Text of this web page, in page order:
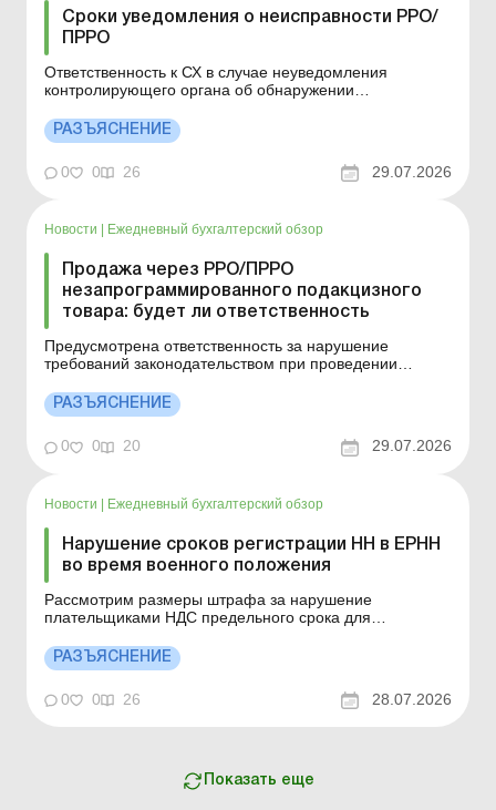
Сроки уведомления о неисправности РРО/
ПРРО
Ответственность к СХ в случае неуведомления
контролирующего органа об обнаружении
повреждения средств контроля не предусмотрена.
Детали см. ниже. Больше по теме: Наложенный
платеж от NovaРay и применение РРО/ПРРО: решение
РАЗЪЯСНЕНИЕ
0 0 26 29.07.2026
Новости Ежедневный бухгалтерский обзор
Продажа через РРО/ПРРО
незапрограммированного подакцизного
товара: будет ли ответственность
Предусмотрена ответственность за нарушение
требований законодательством при проведении
использования режима программирования
наименования каждого подакцизного товара с
указанием кода товарной подкатегории согласно
УКТВЭД, цены товара и учета его колич...
РАЗЪЯСНЕНИЕ
0 0 20 29.07.2026
Новости | Ежедневный бухгалтерский обзор
Нарушение сроков регистрации НН в ЕРНН
во время военного положения
Рассмотрим размеры штрафа за нарушение
плательщиками НДС предельного срока для
по теме: НН: регистрация в ЕРНН, блокировка, штрафы
Каковы размеры штрафа за нарушение
предусмотренного п. 89 подразд. 2 разд. X...
РАЗЪЯСНЕНИЕ
0 0 26 28.07.2026
Показать еще